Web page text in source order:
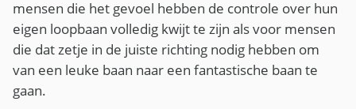
mensen die het gevoel hebben de controle over hun
eigen loopbaan volledig kwijt te zijn als voor mensen
die dat zetje in de juiste richting nodig hebben om
van een leuke baan naar een fantastische baan te
gaan.